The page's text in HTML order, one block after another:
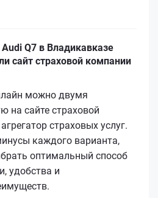
Q7 в Владикавказе
сайт страховой компании
можно двумя
на сайте страховой
страховых услуг.
каждого варианта,
оптимальный способ
удобства и